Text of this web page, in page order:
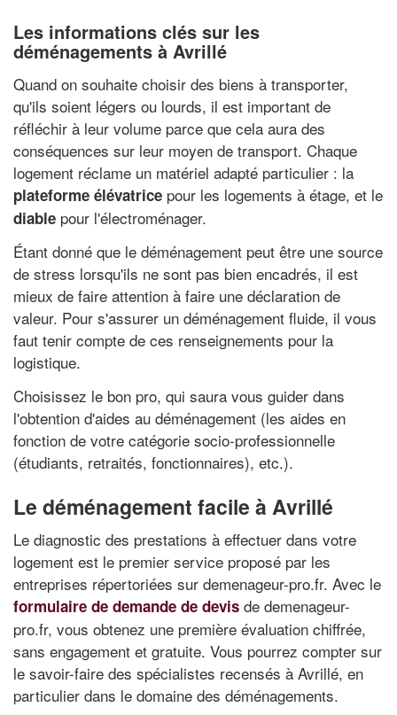
Les informations clés sur les
déménagements à Avrillé
Quand on souhaite choisir des biens à transporter,
qu'ils soient légers ou lourds, il est important de
réfléchir à leur volume parce que cela aura des
conséquences sur leur moyen de transport. Chaque
logement réclame un matériel adapté particulier : la
plateforme élévatrice pour les logements à étage, et le
diable pour l'électroménager.
Étant donné que le déménagement peut être une source
de stress lorsqu'ils ne sont pas bien encadrés, il est
mieux de faire attention à faire une déclaration de
valeur. Pour s'assurer un déménagement fluide, il vous
faut tenir compte de ces renseignements pour la
logistique.
Choisissez le bon pro, qui saura vous guider dans
l'obtention d'aides au déménagement (les aides en
fonction de votre catégorie socio-professionnelle
(étudiants, retraités, fonctionnaires), etc.).
Le déménagement facile à Avrillé
Le diagnostic des prestations à effectuer dans votre
logement est le premier service proposé par les
entreprises répertoriées sur demenageur-pro.fr. Avec le
formulaire de demande de devis de demenageur-
pro.fr, vous obtenez une première évaluation chiffrée,
sans engagement et gratuite. Vous pourrez compter sur
le savoir-faire des spécialistes recensés à Avrillé, en
particulier dans le domaine des déménagements.